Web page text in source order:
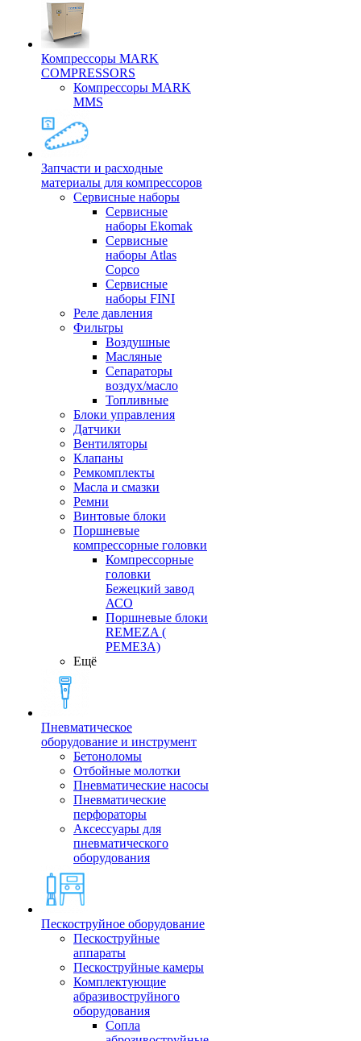
Компрессоры MARK
COMPRESSORS
Компрессоры MARK
MMS
Запчасти и расходные
материалы для компрессоров
Cервисные наборы
Сервисные
наборы Ekomak
Cервисные
наборы Atlas
Copco
Сервисные
наборы FINI
Реле давления
Фильтры
Воздушные
Масляные
Сепараторы
воздух/масло
Топливные
Блоки управления
Датчики
Вентиляторы
Клапаны
Ремкомплекты
Масла и смазки
Ремни
Винтовые блоки
Поршневые
компрессорные головки
Компрессорные
головки
Бежецкий завод
АСО
Поршневые блоки
REMEZA (
РЕМЕЗА)
Ещё
Пневматическое
оборудование и инструмент
Бетоноломы
Отбойные молотки
Пневматические насосы
Пневматические
перфораторы
Аксессуары для
пневматического
оборудования
Пескоструйное оборудование
Пескоструйные
аппараты
Пескоструйные камеры
Комплектующие
абразивоструйного
оборудования
Сопла